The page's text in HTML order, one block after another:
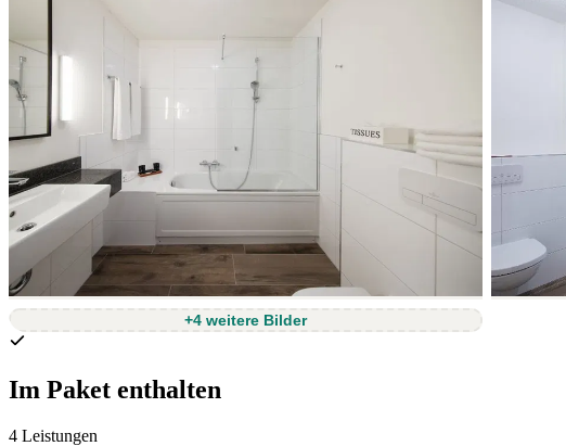
+4 weitere Bilder
Im Paket enthalten
4 Leistungen